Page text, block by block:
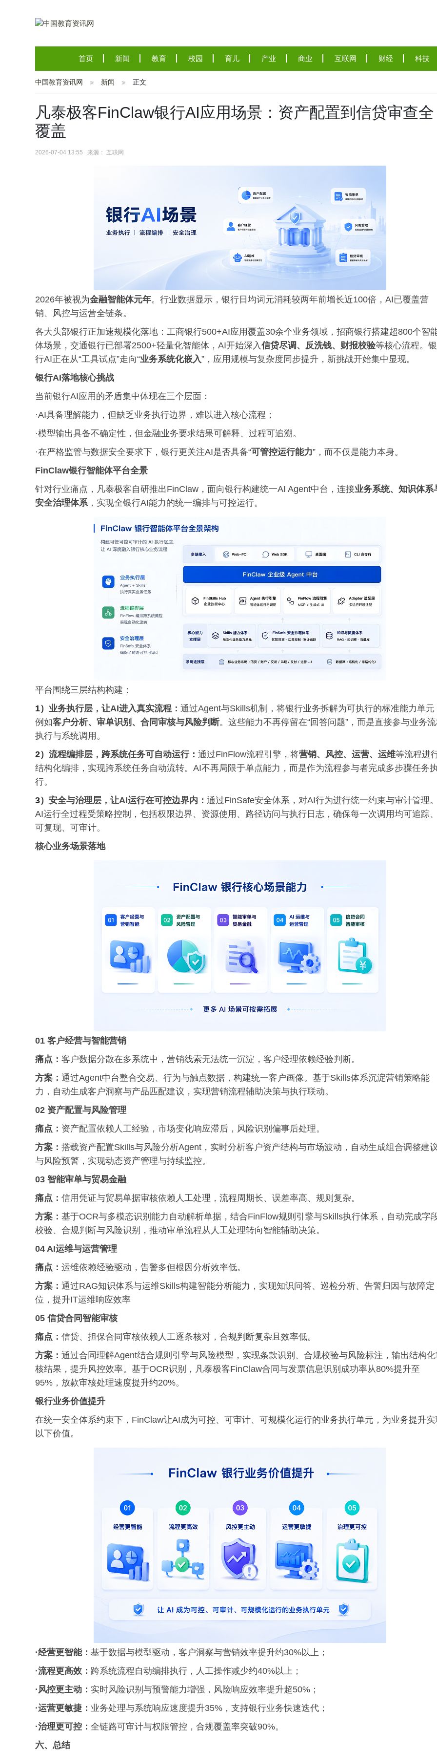
首页 新闻 教育 校园 育儿 产业 商业 互联网 财经 科技
中国教育资讯网 新闻 正文
凡泰极客FinClaw银行AI应用场景：资产配置到信贷审查全
覆盖
2026-07-04 13:55 来源： 互联网
2026年被视为金融智能体元年。行业数据显示，银行日均词元消耗较两年前增长近100倍，AI已覆盖营
销、风控与运营全链条。
各大头部银行正加速规模化落地：工商银行500+AI应用覆盖30余个业务领域，招商银行搭建超800个智
体场景，交通银行已部署2500+轻量化智能体，AI开始深入信贷尽调、反洗钱、财报校验等核心流程。银
行AI正在从“工具试点”走向“业务系统化嵌入”，应用规模与复杂度同步提升，新挑战开始集中显现。
银行AI落地核心挑战
当前银行AI应用的矛盾集中体现在三个层面：
·AI具备理解能力，但缺乏业务执行边界，难以进入核心流程；
·模型输出具备不确定性，但金融业务要求结果可解释、过程可追溯。
·在严格监管与数据安全要求下，银行更关注AI是否具备“可管控运行能力”，而不仅是能力本身。
FinClaw银行智能体平台全景
针对行业痛点，凡泰极客自研推出FinClaw，面向银行构建统一AI Agent中台，连接业务系统、知识体系
安全治理体系，实现全银行AI能力的统一编排与可控运行。
平台围绕三层结构构建：
1） 业务执行层，让AI进入真实流程： 通过Agent与Skills机制，将银行业务拆解为可执行的标准能力单元
例如客户分析、审单识别、合同审核与风险判断。这些能力不再停留在“回答问题”，而是直接参与业务
执行与系统调用。
2） 流程编排层，跨系统任务可自动运行： 通过FinFlow流程引擎，将营销、风控、运营、运维等流程进
结构化编排，实现跨系统任务自动流转。AI不再局限于单点能力，而是作为流程参与者完成多步骤任务
行。
3） 安全与治理层，让AI运行在可控边界内： 通过FinSafe安全体系，对AI行为进行统一约束与审计管理
AI运行全过程受策略控制，包括权限边界、资源使用、路径访问与执行日志，确保每一次调用均可追踪
可复现、可审计。
核心业务场景落地
01 客户经营与智能营销
痛点： 客户数据分散在多系统中，营销线索无法统一沉淀，客户经理依赖经验判断。
方案： 通过Agent中台整合交易、行为与触点数据，构建统一客户画像。基于Skills体系沉淀营销策略能
力，自动生成客户洞察与产品匹配建议，实现营销流程辅助决策与执行联动。
02 资产配置与风险管理
痛点： 资产配置依赖人工经验，市场变化响应滞后，风险识别偏事后处理。
方案： 搭载资产配置Skills与风险分析Agent，实时分析客户资产结构与市场波动，自动生成组合调整建
与风险预警，实现动态资产管理与持续监控。
03 智能审单与贸易金融
痛点： 信用凭证与贸易单据审核依赖人工处理，流程周期长、误差率高、规则复杂。
方案： 基于OCR与多模态识别能力自动解析单据，结合FinFlow规则引擎与Skills执行体系，自动完成字
校验、合规判断与风险识别，推动审单流程从人工处理转向智能辅助决策。
04 AI运维与运营管理
痛点： 运维依赖经验驱动，告警多但根因分析效率低。
方案： 通过RAG知识体系与运维Skills构建智能分析能力，实现知识问答、巡检分析、告警归因与故障定
位，提升IT运维响应效率
05 信贷合同智能审核
痛点： 信贷、担保合同审核依赖人工逐条核对，合规判断复杂且效率低。
方案： 通过合同理解Agent结合规则引擎与风险模型，实现条款识别、合规校验与风险标注，输出结构
核结果，提升风控效率。基于OCR识别，凡泰极客FinClaw合同与发票信息识别成功率从80%提升至
95%，放款审核处理速度提升约20%。
银行业务价值提升
在统一安全体系约束下，FinClaw让AI成为可控、可审计、可规模化运行的业务执行单元，为业务提升实
以下价值。
·经营更智能： 基于数据与模型驱动，客户洞察与营销效率提升约30%以上；
·流程更高效： 跨系统流程自动编排执行，人工操作减少约40%以上；
·风控更主动： 实时风险识别与预警能力增强，风险响应效率提升超50%；
·运营更敏捷： 业务处理与系统响应速度提升35%，支持银行业务快速迭代；
·治理更可控： 全链路可审计与权限管控，合规覆盖率突破90%。
六、总结